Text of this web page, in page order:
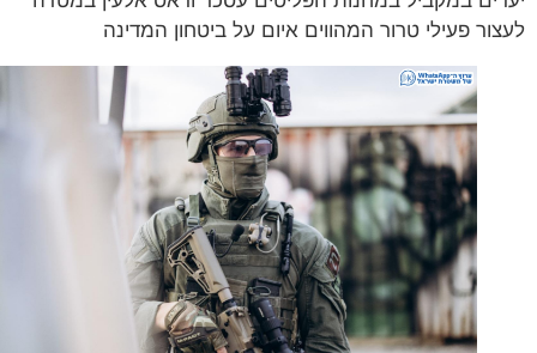
פעילי טרור המהווים איום על ביטחון המדינה